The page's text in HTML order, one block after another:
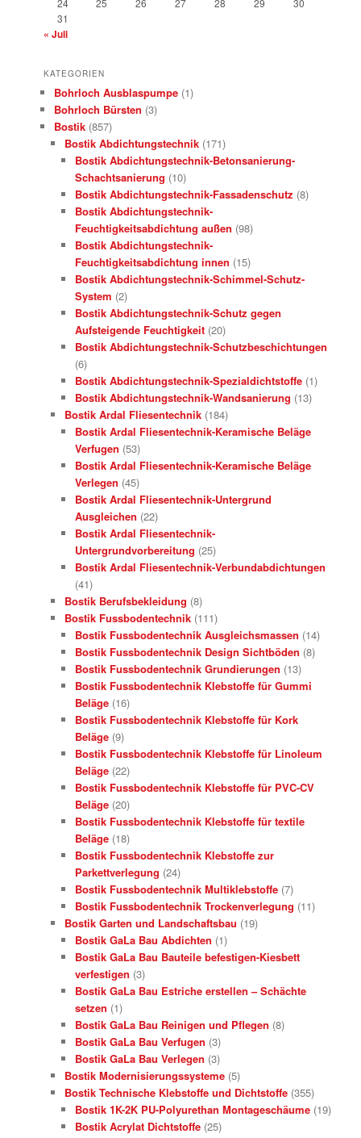
31
« Juli
KATEGORIEN
Bohrloch Ausblaspumpe (1)
Bohrloch Bürsten (3)
Bostik (857)
Bostik Abdichtungstechnik (171)
Bostik Abdichtungstechnik-Betonsanierung-
Schachtsanierung (10)
Bostik Abdichtungstechnik-Fassadenschutz (8)
Bostik Abdichtungstechnik-
Feuchtigkeitsabdichtung außen (98)
Bostik Abdichtungstechnik-
Feuchtigkeitsabdichtung innen (15)
Bostik Abdichtungstechnik-Schimmel-Schutz-
System (2)
Bostik Abdichtungstechnik-Schutz gegen
Aufsteigende Feuchtigkeit (20)
Bostik Abdichtungstechnik-Schutzbeschichtungen
(6)
Bostik Abdichtungstechnik-Spezialdichtstoffe (1)
Bostik Abdichtungstechnik-Wandsanierung (13)
Bostik Ardal Fliesentechnik (184)
Bostik Ardal Fliesentechnik-Keramische Beläge
Verfugen (53)
Bostik Ardal Fliesentechnik-Keramische Beläge
Verlegen (45)
Bostik Ardal Fliesentechnik-Untergrund
Ausgleichen (22)
Bostik Ardal Fliesentechnik-
Untergrundvorbereitung (25)
Bostik Ardal Fliesentechnik-Verbundabdichtungen
(41)
Bostik Berufsbekleidung (8)
Bostik Fussbodentechnik (111)
Bostik Fussbodentechnik Ausgleichsmassen (14)
Bostik Fussbodentechnik Design Sichtböden (8)
Bostik Fussbodentechnik Grundierungen (13)
Bostik Fussbodentechnik Klebstoffe für Gummi
Beläge (16)
Bostik Fussbodentechnik Klebstoffe für Kork
Beläge (9)
Bostik Fussbodentechnik Klebstoffe für Linoleum
Beläge (22)
Bostik Fussbodentechnik Klebstoffe für PVC-CV
Beläge (20)
Bostik Fussbodentechnik Klebstoffe für textile
Beläge (18)
Bostik Fussbodentechnik Klebstoffe zur
Parkettverlegung (24)
Bostik Fussbodentechnik Multiklebstoffe (7)
Bostik Fussbodentechnik Trockenverlegung (11)
Bostik Garten und Landschaftsbau (19)
Bostik GaLa Bau Abdichten (1)
Bostik GaLa Bau Bauteile befestigen-Kiesbett
verfestigen (3)
Bostik GaLa Bau Estriche erstellen – Schächte
setzen (1)
Bostik GaLa Bau Reinigen und Pflegen (8)
Bostik GaLa Bau Verfugen (3)
Bostik GaLa Bau Verlegen (3)
Bostik Modernisierungssysteme (5)
Bostik Technische Klebstoffe und Dichtstoffe (355)
Bostik 1K-2K PU-Polyurethan Montageschäume (19)
Bostik Acrylat Dichtstoffe (25)